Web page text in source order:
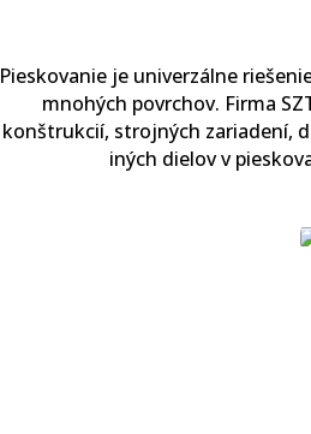
Pieskovanie je univerzálne
mnohých povrchov. Firma
konštrukcií, strojných zariadení,
iných dielov v